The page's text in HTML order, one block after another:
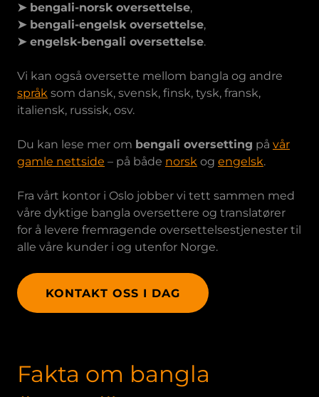
➤ bengali-norsk oversettelse,
➤ bengali-engelsk oversettelse,
➤ engelsk-bengali oversettelse.
Vi kan også oversette mellom bangla og andre
språk som dansk, svensk, finsk, tysk, fransk,
italiensk, russisk, osv.
Du kan lese mer om bengali oversetting på vår
gamle nettside – på både norsk og engelsk.
Fra vårt kontor i Oslo jobber vi tett sammen med
våre dyktige bangla oversettere og translatører
for å levere fremragende oversettelsestjenester til
alle våre kunder i og utenfor Norge.
KONTAKT OSS I DAG
Fakta om bangla